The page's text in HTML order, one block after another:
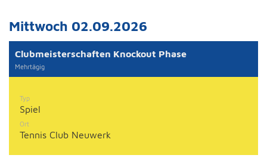
Mittwoch 02.09.2026
Clubmeisterschaften Knockout Phase
Mehrtägig
Typ
Spiel
Ort
Tennis Club Neuwerk